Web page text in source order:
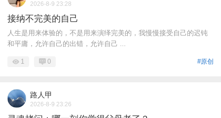
2026-8-9 23:28
接纳不完美的自己
人生是用来体验的，不是用来演绎完美的，我慢慢接受自己的迟钝
和平庸，允许自己的出错，允许自己 ...
#原创
1 0
路人甲
2026-8-9 23:26